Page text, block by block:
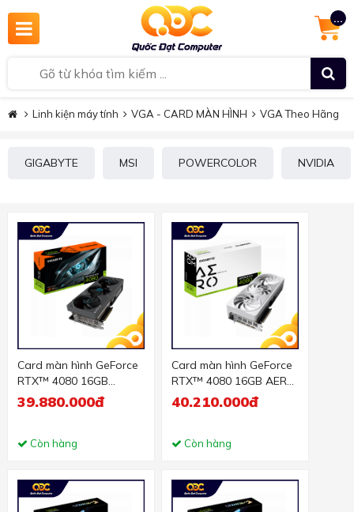
...
Linh kiện máy tính VGA - CARD MÀN HÌNH VGA Theo Hãng
GIGABYTE MSI POWERCOLOR NVIDIA
Card màn hình GeForce
RTX™ 4080 16GB
EAGLE OC
39.880.000đ
Còn hàng
Card màn hình GeForce
RTX™ 4080 16GB AERO
OC
40.210.000đ
Còn hàng